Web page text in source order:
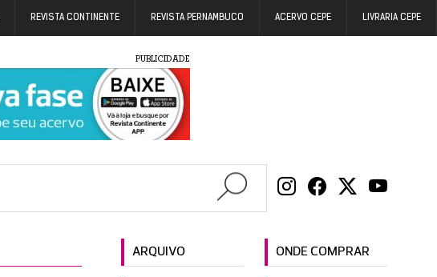
REVISTA CONTINENTE REVISTA PERNAMBUCO ACERVO CEPE LIVRARIA CEPE
PUBLICIDADE
ARQUIVO ONDE COMPRAR